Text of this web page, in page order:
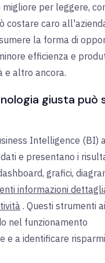
per leggere,
costare caro
la forma di
efficienza e
e altro ancora.
giusta può
Intelligence (BI)
e presentano i
grafici,
informazioni
. Questi strumenti
nel funzionamento
e a identificare